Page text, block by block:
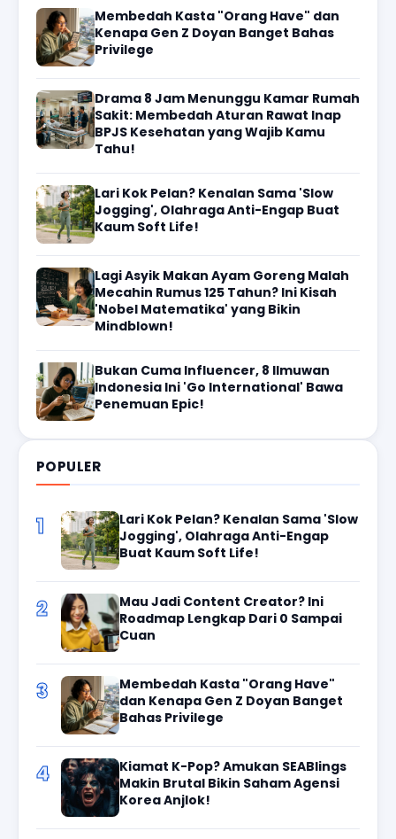
Membedah Kasta "Orang Have" dan
Kenapa Gen Z Doyan Banget Bahas
Privilege
Drama 8 Jam Menunggu Kamar Rumah
Sakit: Membedah Aturan Rawat Inap
BPJS Kesehatan yang Wajib Kamu
Tahu!
Lari Kok Pelan? Kenalan Sama 'Slow
Jogging', Olahraga Anti-Engap Buat
Kaum Soft Life!
Lagi Asyik Makan Ayam Goreng Malah
Mecahin Rumus 125 Tahun? Ini Kisah
'Nobel Matematika' yang Bikin
Mindblown!
Bukan Cuma Influencer, 8 Ilmuwan
Indonesia Ini 'Go International' Bawa
Penemuan Epic!
POPULER
1
Lari Kok Pelan? Kenalan Sama 'Slow
Jogging', Olahraga Anti-Engap
Buat Kaum Soft Life!
2
Mau Jadi Content Creator? Ini
Roadmap Lengkap Dari 0 Sampai
Cuan
3
Membedah Kasta "Orang Have"
dan Kenapa Gen Z Doyan Banget
Bahas Privilege
4
Kiamat K-Pop? Amukan SEABlings
Makin Brutal Bikin Saham Agensi
Korea Anjlok!